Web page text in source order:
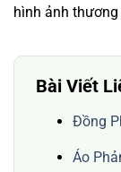
hình ảnh
Bài Viết
Đồng
Áo